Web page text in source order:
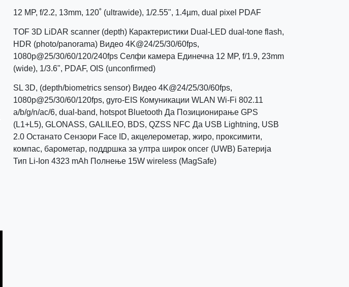
12 MP, f/2.2, 13mm, 120˚ (ultrawide), 1/2.55", 1.4µm, dual pixel PDAF
TOF 3D LiDAR scanner (depth) Карактеристики Dual-LED dual-tone flash,
HDR (photo/panorama) Видео 4K@24/25/30/60fps,
1080p@25/30/60/120/240fps Селфи камера Единечна 12 MP, f/1.9, 23mm
(wide), 1/3.6", PDAF, OIS (unconfirmed)
SL 3D, (depth/biometrics sensor) Видео 4K@24/25/30/60fps,
1080p@25/30/60/120fps, gyro-EIS Комуникации WLAN Wi-Fi 802.11
a/b/g/n/ac/6, dual-band, hotspot Bluetooth Да Позиционирање GPS
(L1+L5), GLONASS, GALILEO, BDS, QZSS NFC Да USB Lightning, USB
2.0 Останато Сензори Face ID, акцелерометар, жиро, проксимити,
компас, барометар, поддршка за ултра широк опсег (UWB) Батерија
Тип Li-Ion 4323 mAh Полнење 15W wireless (MagSafe)